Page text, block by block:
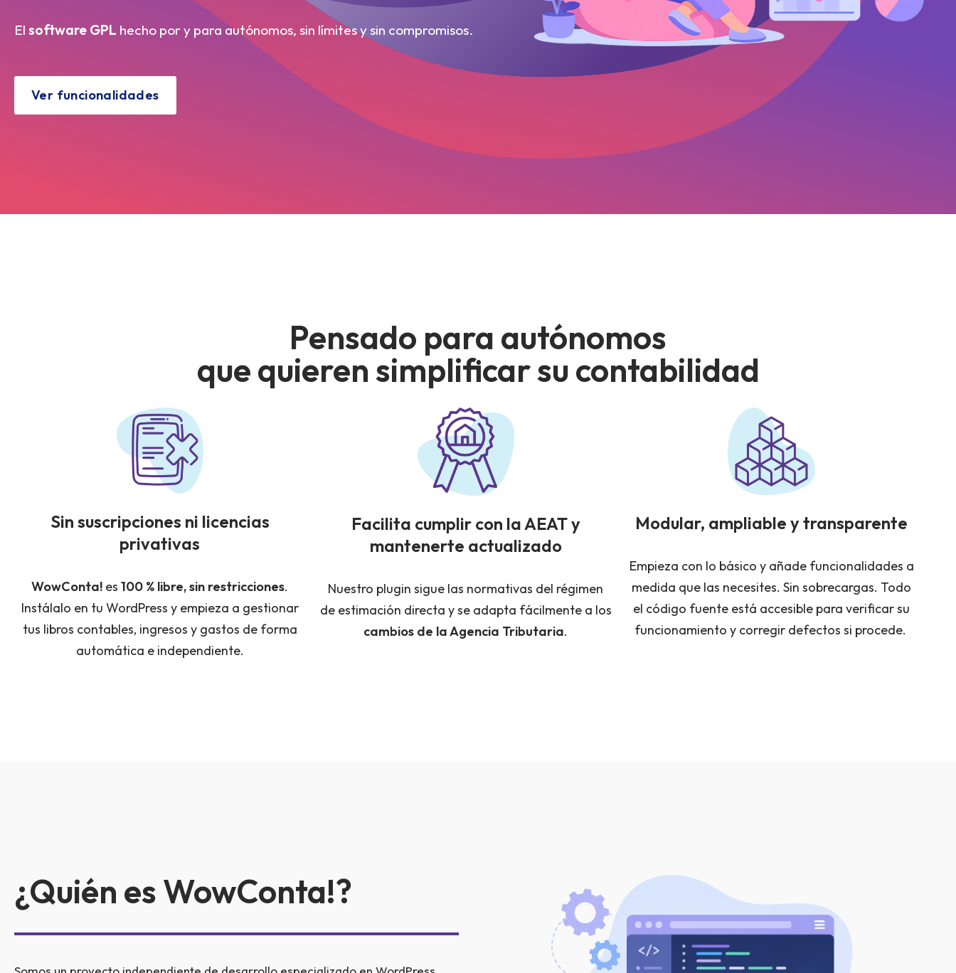
El software GPL hecho por y para autónomos, sin límites y sin compromisos.
Ver funcionalidades
Pensado para autónomos
que quieren simplificar su contabilidad
Sin suscripciones ni licencias
privativas
WowConta! es100 % libre, sin restricciones.
Instálalo en tu WordPress y empieza a gestionar
tus libros contables, ingresos y gastos de forma
automática e independiente.
Facilita cumplir con la AEAT y
mantenerte actualizado
Nuestro plugin sigue las normativas del régimen
de estimación directa y se adapta fácilmente a los
cambios de la Agencia Tributaria.
Modular, ampliable y transparente
Empieza con lo básico y añade funcionalidades a
medida que las necesites. Sin sobrecargas. Todo
el código fuente está accesible para verificar su
funcionamiento y corregir defectos si procede.
¿Quién es WowConta!?